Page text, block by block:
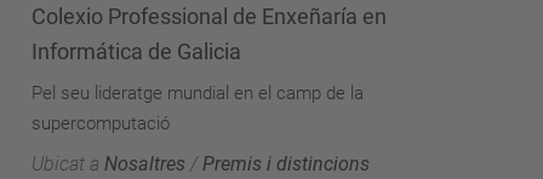
Colexio Professional de Enxeñaría en
Informática de Galicia
Pel seu lideratge mundial en el camp de la
supercomputació
Ubicat a Nosaltres / Premis i distincions